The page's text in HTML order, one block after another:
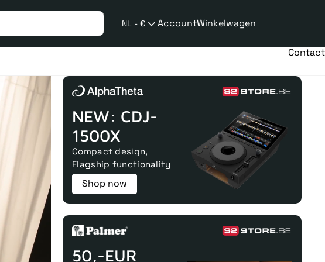
NL - €
taalwijziging
AccountWinkelwagen
Contact
NEW: CDJ-
1500X
Compact design,
Flagship functionality
Shop now
50,-EUR